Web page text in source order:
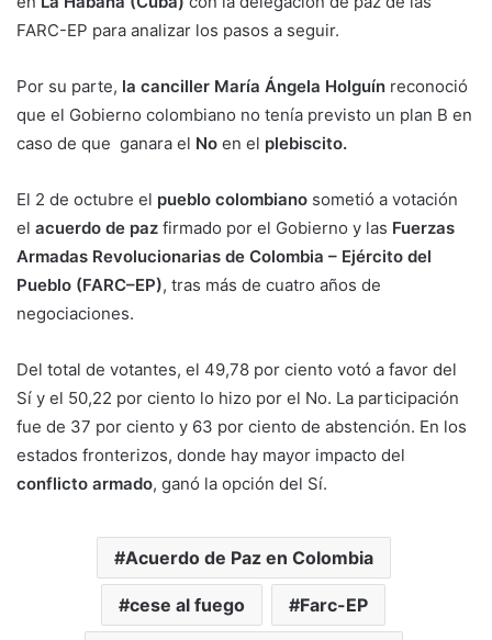
FARC-EP para analizar los pasos a seguir.
Por su parte, la canciller María Ángela Holguín reconoció
que el Gobierno colombiano no tenía previsto un plan B en
caso de que ganara el No en el plebiscito.
El 2 de octubre el pueblo colombiano sometió a votación
el acuerdo de paz firmado por el Gobierno y las Fuerzas
Armadas Revolucionarias de Colombia – Ejército del
Pueblo (FARC–EP), tras más de cuatro años de
negociaciones.
Del total de votantes, el 49,78 por ciento votó a favor del
Sí y el 50,22 por ciento lo hizo por el No. La participación
fue de 37 por ciento y 63 por ciento de abstención. En los
estados fronterizos, donde hay mayor impacto del
conflicto armado, ganó la opción del Sí.
Acuerdo de Paz en Colombia
cese al fuego Farc-EP